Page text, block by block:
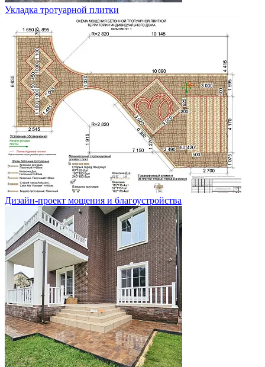
Укладка тротуарной плитки
Дизайн-проект мощения и благоустройства